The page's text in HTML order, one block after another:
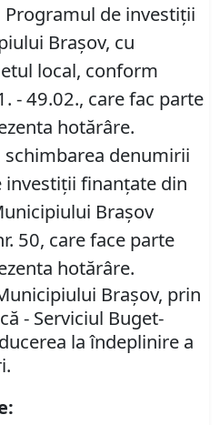
Programul de investiţii
Braşov, cu
local, conform
- 49.02., care fac parte
hotărâre.
schimbarea denumirii
investiţii finanţate din
Braşov
50, care face parte
hotărâre.
Braşov, prin
- Serviciul Buget-
la îndeplinire a